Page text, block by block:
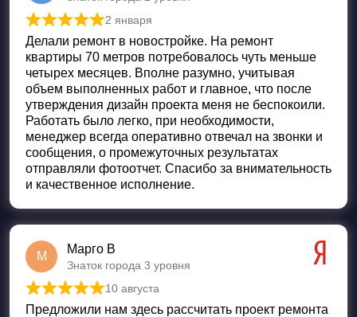
Оценка 5из 5
2 января
Делали ремонт в новостройке. На ремонт
квартиры 70 метров потребовалось чуть меньше
четырех месяцев. Вполне разумно, учитывая
объем выполненных работ и главное, что после
утверждения дизайн проекта меня не беспокоили.
Работать было легко, при необходимости,
менеджер всегда оперативно отвечал на звонки и
сообщения, о промежуточных результатах
отправляли фотоотчет. Спасибо за внимательность
и качественное исполнение.
М
Марго В
Знаток города 3 уровня
Оценка5 из 5
10 августа
Предложили нам здесь рассчитать проект ремонта